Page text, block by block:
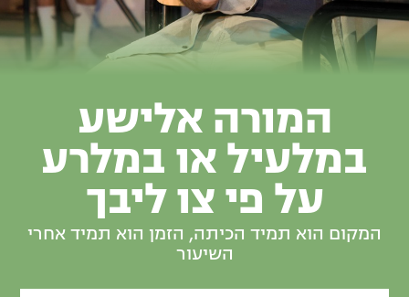
המורה אלישע
במלעיל או במלרע
על פי צו ליבך
המקום הוא תמיד הכיתה, הזמן הוא תמיד אחרי
השיעור